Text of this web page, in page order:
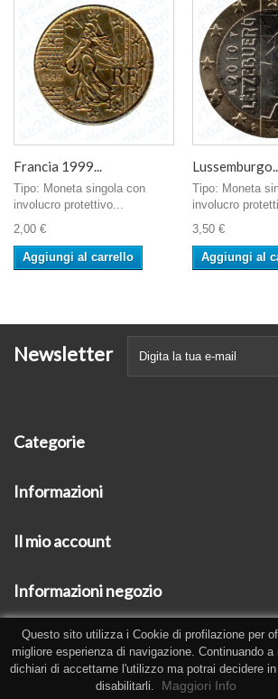
Francia 1999...
Tipo: Moneta singola con
involucro protettivo...
2,00 €
Aggiungi al carrello
Tipo: Moneta
involucro
3,50 €
Aggiungi al
Newsletter
Categorie
Informazioni
Il mio account
Informazioni negozio
Questo sito utilizza i Cookie di profilazione per
migliore esperienza di navigazione. Continuando a
dichiari di accettarne l'utilizzo ma potrai decidere
disabilitarli.
Maggiori Info